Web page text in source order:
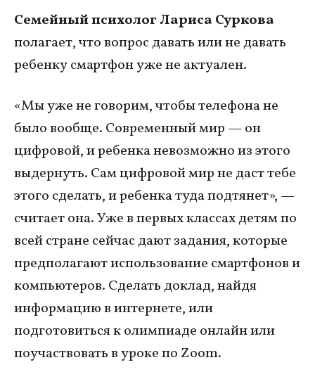
Семейный психолог Лариса Суркова
полагает, что вопрос давать или не давать
ребенку смартфон уже не актуален.
«Мы уже не говорим, чтобы телефона не
было вообще. Современный мир — он
цифровой, и ребенка невозможно из этого
выдернуть. Сам цифровой мир не даст тебе
этого сделать, и ребенка туда подтянет», —
считает она. Уже в первых классах детям по
всей стране сейчас дают задания, которые
предполагают использование смартфонов и
компьютеров. Сделать доклад, найдя
информацию в интернете, или
подготовиться к олимпиаде онлайн или
поучаствовать в уроке по Zoom.